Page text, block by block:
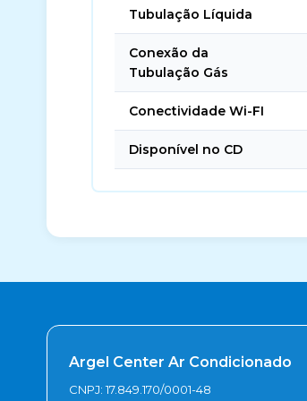
Tubulação Líquida
Conexão da
Tubulação Gás
Conectividade Wi-FI
Disponível no CD
Argel Center Ar Condicionado
CNPJ: 17.849.170/0001-48